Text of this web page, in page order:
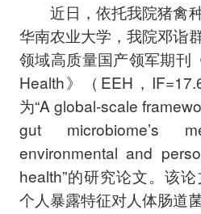
近日，依托我院猪禽
华南农业大学，我院邓诣
领域高质量国产领军期刊
Health》（EEH，
为“A global-scale
gut microbiomeʼs
environmental and
health”的研究论文。该
个人暴露特征对人体肠道